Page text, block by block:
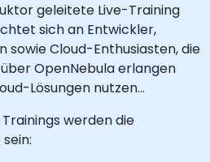
geleitete Live-Training
sich an Entwickler,
Cloud-Enthusiasten, die
OpenNebula erlangen
Lösungen nutzen
werden die